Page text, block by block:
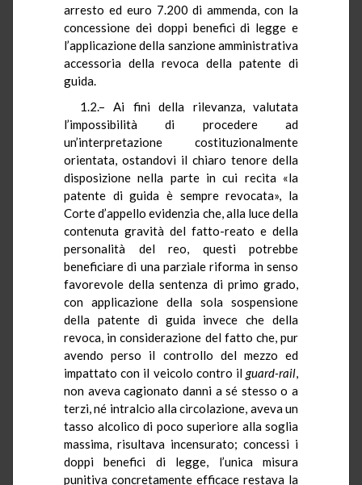
arresto ed euro 7.200 di ammenda, con la
concessione dei doppi benefici di legge e
l’applicazione della sanzione amministrativa
accessoria della revoca della patente di
guida.
1.2.– Ai fini della rilevanza, valutata
l’impossibilità di procedere ad
un’interpretazione costituzionalmente
orientata, ostandovi il chiaro tenore della
disposizione nella parte in cui recita «la
patente di guida è sempre revocata», la
Corte d’appello evidenzia che, alla luce della
contenuta gravità del fatto-reato e della
personalità del reo, questi potrebbe
beneficiare di una parziale riforma in senso
favorevole della sentenza di primo grado,
con applicazione della sola sospensione
della patente di guida invece che della
revoca, in considerazione del fatto che, pur
avendo perso il controllo del mezzo ed
impattato con il veicolo contro il guard-rail,
non aveva cagionato danni a sé stesso o a
terzi, né intralcio alla circolazione, aveva un
tasso alcolico di poco superiore alla soglia
massima, risultava incensurato; concessi i
doppi benefici di legge, l’unica misura
punitiva concretamente efficace restava la